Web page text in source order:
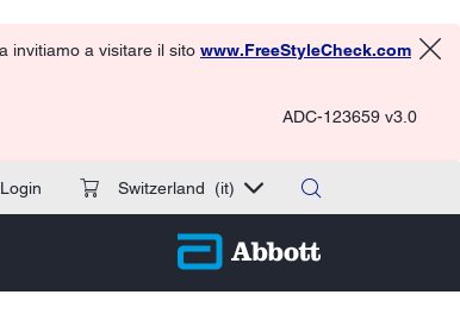
invitiamo a visitare il sito www.FreeStyleCheck.com
ADC-123659 v3.0
Login Switzerland (it)